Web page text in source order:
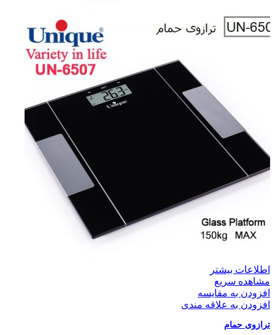
اطلاعات بیشتر
مشاهده سریع
افزودن به مقایسه
افزودن به علاقه مندی
ترازوی حمام